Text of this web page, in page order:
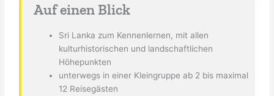
Auf einen Blick
Sri Lanka zum Kennenlernen, mit allen
kulturhistorischen und landschaftlichen
Höhepunkten
unterwegs in einer Kleingruppe ab 2 bis maximal
12 Reisegästen